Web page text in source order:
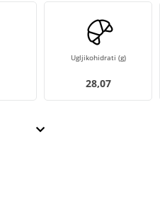
Ugljikohidrati (g)
28,07